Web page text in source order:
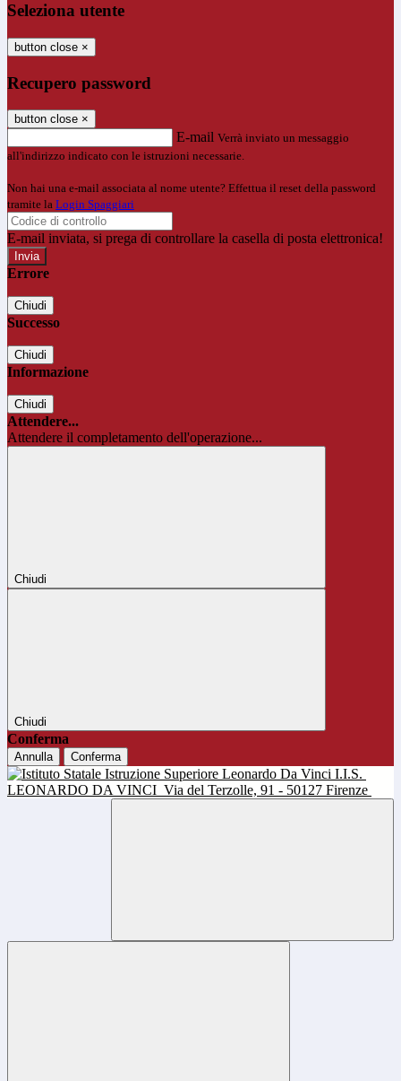
Seleziona utente
button close ×
Recupero password
button close ×
E-mail Verrà inviato un messaggio
all'indirizzo indicato con le istruzioni necessarie.
Non hai una e-mail associata al nome utente? Effettua il reset della password
tramite la Login Spaggiari
E-mail inviata, si prega di controllare la casella di posta elettronica!
Errore
Chiudi
Successo
Chiudi
Informazione
Chiudi
Attendere...
Attendere il completamento dell'operazione...
Chiudi
Chiudi
Conferma
Annulla Conferma
I.I.S.
LEONARDO DA VINCI Via del Terzolle, 91 - 50127 Firenze